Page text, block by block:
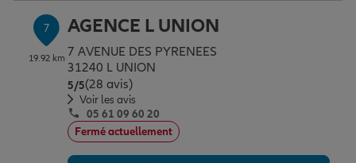
7
19.92 km
AGENCE L UNION
7 AVENUE DES PYRENEES
31240 L UNION
5/5Note de 5 sur 5
(28 avis)
Voir les avis
05 61 09 60 20
Fermé actuellement